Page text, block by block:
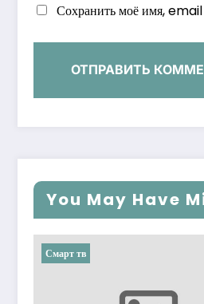
Сохранить моё имя, email
You May Have
Смарт тв